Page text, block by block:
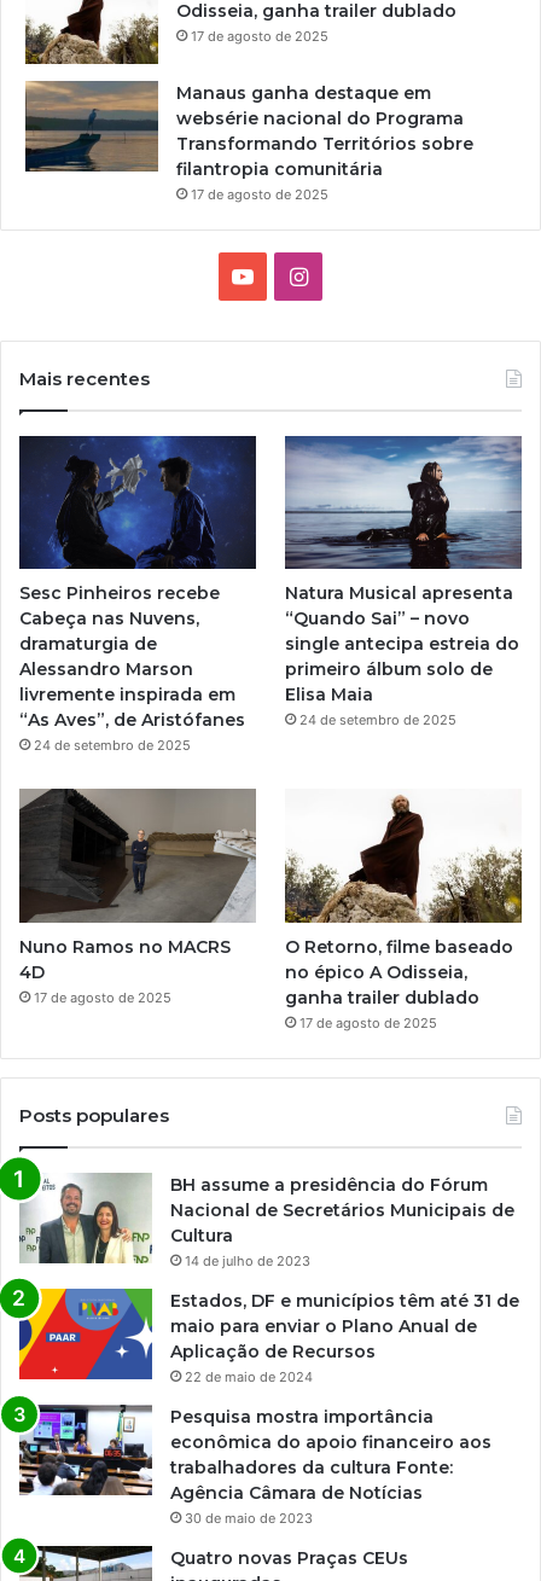
o
m
Odisseia, ganha trailer dublado
17 de agosto de 2025
Manaus ganha destaque em
websérie nacional do Programa
Transformando Territórios sobre
filantropia comunitária
17 de agosto de 2025
e
I
g
r
a
m
Mais recentes
Sesc Pinheiros recebe
Cabeça nas Nuvens,
dramaturgia de
Alessandro Marson
livremente inspirada em
“As Aves”, de Aristófanes
24 de setembro de 2025
Natura Musical apresenta
“Quando Sai” – novo
single antecipa estreia do
primeiro álbum solo de
Elisa Maia
24 de setembro de 2025
Nuno Ramos no MACRS
4D
17 de agosto de 2025
O Retorno, filme baseado
no épico A Odisseia,
ganha trailer dublado
17 de agosto de 2025
Posts populares
BH assume a presidência do Fórum
Nacional de Secretários Municipais de
Cultura
14 de julho de 2023
Estados, DF e municípios têm até 31 de
maio para enviar o Plano Anual de
Aplicação de Recursos
22 de maio de 2024
Pesquisa mostra importância
econômica do apoio financeiro aos
trabalhadores da cultura Fonte:
Agência Câmara de Notícias
30 de maio de 2023
Quatro novas Praças CEUs